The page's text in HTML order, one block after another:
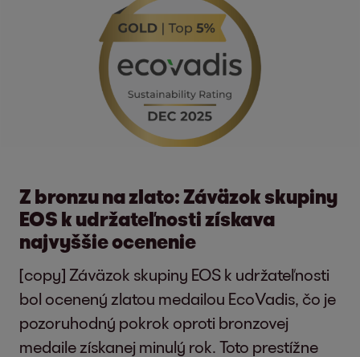
Z bronzu na zlato: Záväzok skupiny
EOS k udržateľnosti získava
najvyššie ocenenie
[copy] Záväzok skupiny EOS k udržateľnosti
bol ocenený zlatou medailou EcoVadis, čo je
pozoruhodný pokrok oproti bronzovej
medaile získanej minulý rok. Toto prestížne